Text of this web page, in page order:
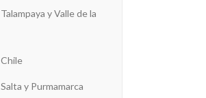
Talampaya y Valle de la
Chile
Salta y Purmamarca